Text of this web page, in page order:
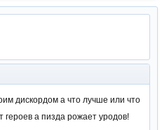
дискордом а что лучше или что
героев а пизда рожает уродов!